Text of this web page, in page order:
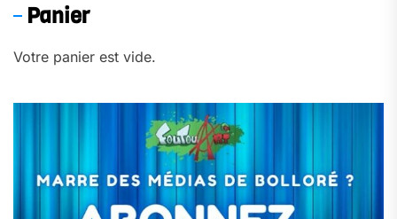
Panier
Votre panier est vide.